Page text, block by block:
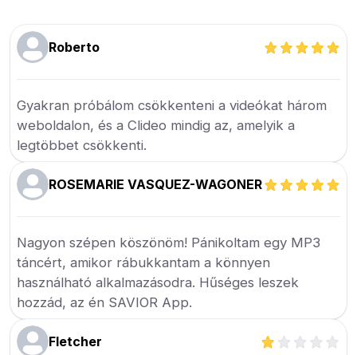
Roberto
Gyakran próbálom csökkenteni a videókat három
weboldalon, és a Clideo mindig az, amelyik a
legtöbbet csökkenti.
ROSEMARIE VASQUEZ-WAGONER
Nagyon szépen köszönöm! Pánikoltam egy MP3
táncért, amikor rábukkantam a könnyen
használható alkalmazásodra. Hűséges leszek
hozzád, az én SAVIOR App.
Fletcher